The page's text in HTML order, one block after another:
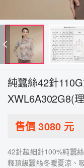
純蠶絲42針
XWL6A302G8(
售價3080元
42針超細針100%純蠶
釋頂級蠶絲冬暖夏涼、